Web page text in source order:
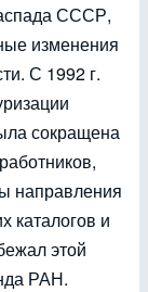
СССР,
изменения
С 1992 г.
сокращена
направления
каталогов и
этой
РАН.